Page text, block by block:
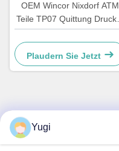
OEM Wincor Nixdorf ATM
Teile TP07 Quittung Drucker
Haupt-PCB-Controller
01750063547
Plaudern Sie Jetzt
Schneller Kontakt
Yugi